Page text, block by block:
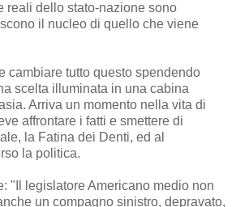
reali dello stato-nazione sono
il nucleo di quello che viene
cambiare tutto questo spendendo
scelta illuminata in una cabina
Arriva un momento nella vita di
affrontare i fatti e smettere di
la Fatina dei Denti, ed al
la politica.
"Il legislatore Americano medio non
un compagno sinistro, depravato,